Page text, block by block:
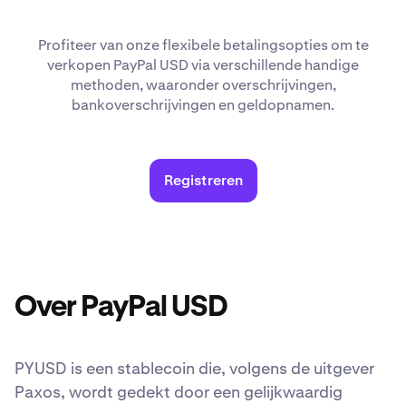
Profiteer van onze flexibele betalingsopties om te
verkopen PayPal USD via verschillende handige
methoden, waaronder overschrijvingen,
bankoverschrijvingen en geldopnamen.
Registreren
Over PayPal USD
PYUSD is een stablecoin die, volgens de uitgever
Paxos, wordt gedekt door een gelijkwaardig